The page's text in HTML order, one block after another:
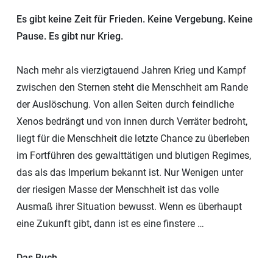
Es gibt keine Zeit für Frieden. Keine Vergebung. Keine
Pause. Es gibt nur Krieg.
Nach mehr als vierzigtauend Jahren Krieg und Kampf
zwischen den Sternen steht die Menschheit am Rande
der Auslöschung. Von allen Seiten durch feindliche
Xenos bedrängt und von innen durch Verräter bedroht,
liegt für die Menschheit die letzte Chance zu überleben
im Fortführen des gewalttätigen und blutigen Regimes,
das als das Imperium bekannt ist. Nur Wenigen unter
der riesigen Masse der Menschheit ist das volle
Ausmaß ihrer Situation bewusst. Wenn es überhaupt
eine Zukunft gibt, dann ist es eine finstere …